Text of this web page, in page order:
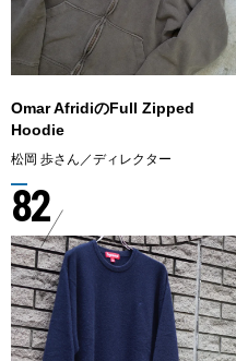
Omar AfridiのFull Zipped
Hoodie
松岡 歩さん／ディレクター
82